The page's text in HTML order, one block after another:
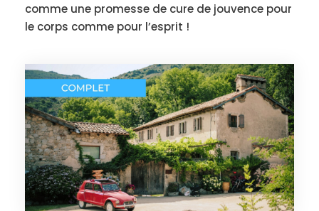
comme une promesse de cure de jouvence pour
le corps comme pour l’esprit !